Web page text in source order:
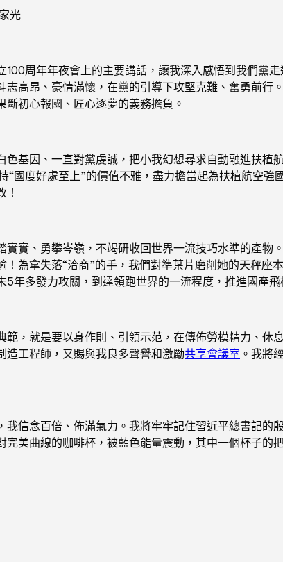
光
周年年夜會上的主要講話，讓我深入感悟到我們黨
志高昂、豪情滿懷，在黨的引導下攻堅克難、奮勇前
初心報國、匠心逐夢的義務擔負。
基因、一直對黨虔誠，把小我幻想尋求自動融進扶
“國度好處至上”的價值不雅，盡力擔當起為扶植航空
實、勇攀岑嶺，不竭研收回世界一流技巧水準的產
為拿失落“洽商”的手，我們對準葉片磨削她的天秤
年多發力攻關，到達領跑世界的一流程度，推進國產飛
範，就是要以身作則、引領示范，在傳佈勞模精力、休
造工程師，又賜與我良多聲譽和激勵共享會議室 。我將
信念百倍、佈滿氣力。我將牢牢記住習近平總書記的
美曲線的咖啡杯，被藍色能量震動，其中一個杯子的